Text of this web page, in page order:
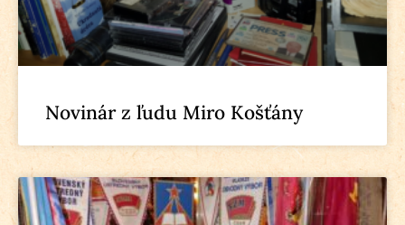
Novinár z ľudu Miro Košťány